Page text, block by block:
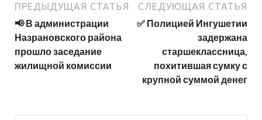
ПРЕДЫДУЩАЯ СТАТЬЯ
📢 В администрации
Назрановского района
прошло заседание
жилищной комиссии
СЛЕДУЮЩАЯ СТАТЬЯ
✅ Полицией Ингушетии
задержана
старшеклассница,
похитившая сумку с
крупной суммой денег